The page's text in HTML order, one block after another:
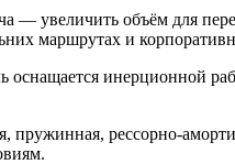
— увеличить объём для
маршрутах и
оснащается инерционной
пружинная, рессорно-